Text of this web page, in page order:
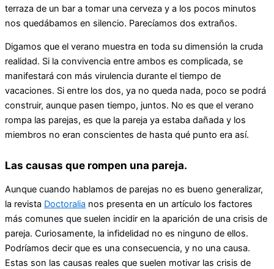
terraza de un bar a tomar una cerveza y a los pocos minutos
nos quedábamos en silencio. Parecíamos dos extraños.
Digamos que el verano muestra en toda su dimensión la cruda
realidad. Si la convivencia entre ambos es complicada, se
manifestará con más virulencia durante el tiempo de
vacaciones. Si entre los dos, ya no queda nada, poco se podrá
construir, aunque pasen tiempo, juntos. No es que el verano
rompa las parejas, es que la pareja ya estaba dañada y los
miembros no eran conscientes de hasta qué punto era así.
Las causas que rompen una pareja.
Aunque cuando hablamos de parejas no es bueno generalizar,
la revista Doctoralia nos presenta en un artículo los factores
más comunes que suelen incidir en la aparición de una crisis de
pareja. Curiosamente, la infidelidad no es ninguno de ellos.
Podríamos decir que es una consecuencia, y no una causa.
Estas son las causas reales que suelen motivar las crisis de